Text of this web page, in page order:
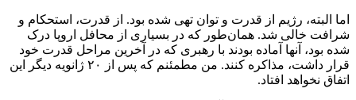
اما البته، رژیم از قدرت و توان تهی شده بود. از قدرت، استحکام و
شرافت خالی شد. همان‌طور که در بسیاری از محافل اروپا درک
شده بود، آنها آماده بودند با رهبری که در آخرین مراحل قدرت خود
قرار داشت، مذاکره کنند. من مطمئنم که پس از ۲۰ ژانویه دیگر این
اتفاق نخواهد افتاد.